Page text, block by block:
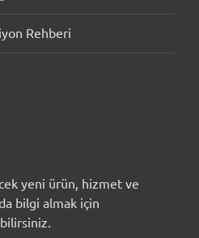
Rehberi
yeni ürün, hizmet ve
bilgi almak için